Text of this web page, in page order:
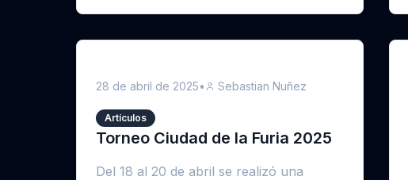
28 de abril de 2025• Sebastian Nuñez
Artículos
Torneo Ciudad de la Furia 2025
Del 18 al 20 de abril se realizó una